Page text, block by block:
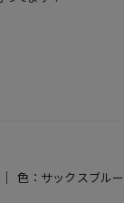
色：サックスブルー